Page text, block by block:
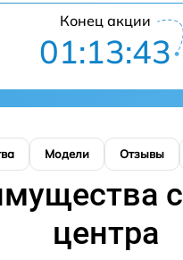
Конец акции
01:13:43
Модели Отзывы
центра